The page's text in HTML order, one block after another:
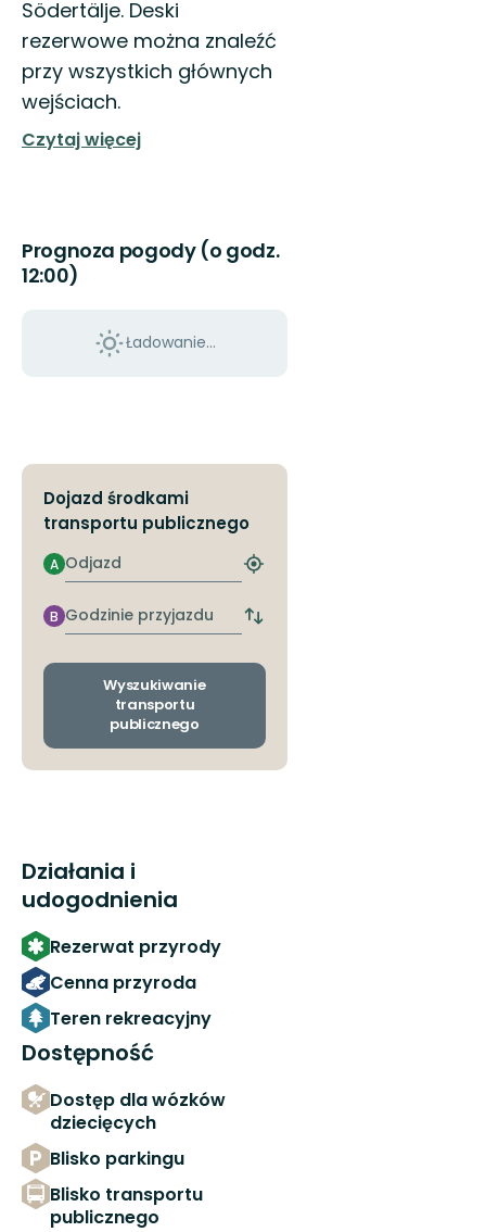
Södertälje. Deski
rezerwowe można znaleźć
przy wszystkich głównych
wejściach.
Czytaj więcej
Prognoza pogody (o godz.
12:00)
Ładowanie...
Dojazd środkami
transportu publicznego
Odjazd
A
Znajdź
przystanek
Godzinie
przyjazdu
B
Zmiana
odjazdu
Wyszukiwanie
transportu
publicznego
Działania i
udogodnienia
Rezerwat przyrody
Cenna przyroda
Teren rekreacyjny
Dostępność
Dostęp dla wózków
dziecięcych
Blisko parkingu
Blisko transportu
publicznego